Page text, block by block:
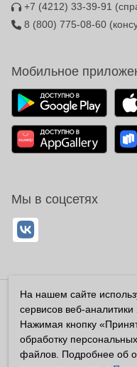
+7 (4212) 33-39-91
8 (800) 775-08-60
Мобильное
Мы в соцсетях
Владелец сайта ООО
Все права защищены
Информация,
справочный характер, и
На нашем сайте
сервисов веб-
Нажимая кнопку
обработку
файлов. Подробнее об